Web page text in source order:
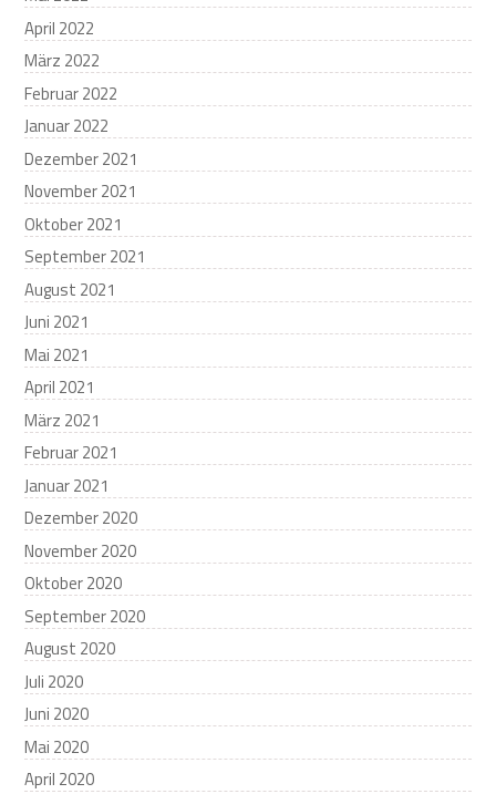
April 2022
März 2022
Februar 2022
Januar 2022
Dezember 2021
November 2021
Oktober 2021
September 2021
August 2021
Juni 2021
Mai 2021
April 2021
März 2021
Februar 2021
Januar 2021
Dezember 2020
November 2020
Oktober 2020
September 2020
August 2020
Juli 2020
Juni 2020
Mai 2020
April 2020